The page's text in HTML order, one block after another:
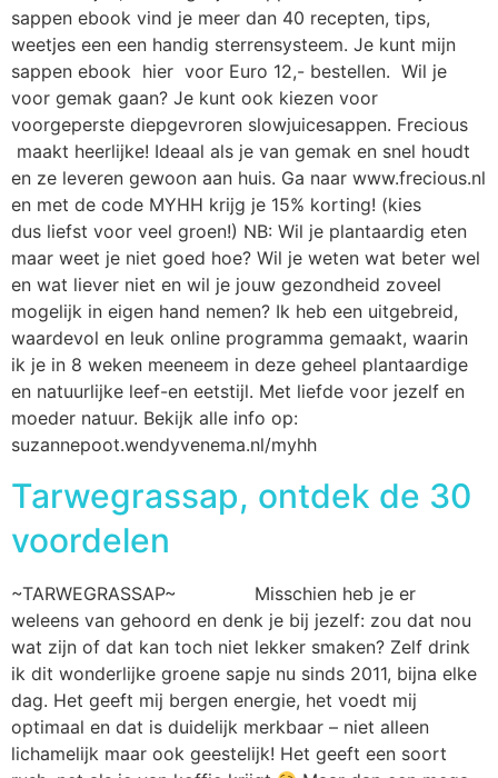
sappen ebook vind je meer dan 40 recepten, tips,
weetjes een een handig sterrensysteem. Je kunt mijn
sappen ebook hier voor Euro 12,- bestellen. Wil je
voor gemak gaan? Je kunt ook kiezen voor
voorgeperste diepgevroren slowjuicesappen. Frecious
maakt heerlijke! Ideaal als je van gemak en snel houdt
en ze leveren gewoon aan huis. Ga naar www.frecious.nl
en met de code MYHH krijg je 15% korting! (kies
dus liefst voor veel groen!) NB: Wil je plantaardig eten
maar weet je niet goed hoe? Wil je weten wat beter wel
en wat liever niet en wil je jouw gezondheid zoveel
mogelijk in eigen hand nemen? Ik heb een uitgebreid,
waardevol en leuk online programma gemaakt, waarin
ik je in 8 weken meeneem in deze geheel plantaardige
en natuurlijke leef-en eetstijl. Met liefde voor jezelf en
moeder natuur. Bekijk alle info op:
suzannepoot.wendyvenema.nl/myhh
Tarwegrassap, ontdek de 30
voordelen
~TARWEGRASSAP~ Misschien heb je er
weleens van gehoord en denk je bij jezelf: zou dat nou
wat zijn of dat kan toch niet lekker smaken? Zelf drink
ik dit wonderlijke groene sapje nu sinds 2011, bijna elke
dag. Het geeft mij bergen energie, het voedt mij
optimaal en dat is duidelijk merkbaar – niet alleen
lichamelijk maar ook geestelijk! Het geeft een soort